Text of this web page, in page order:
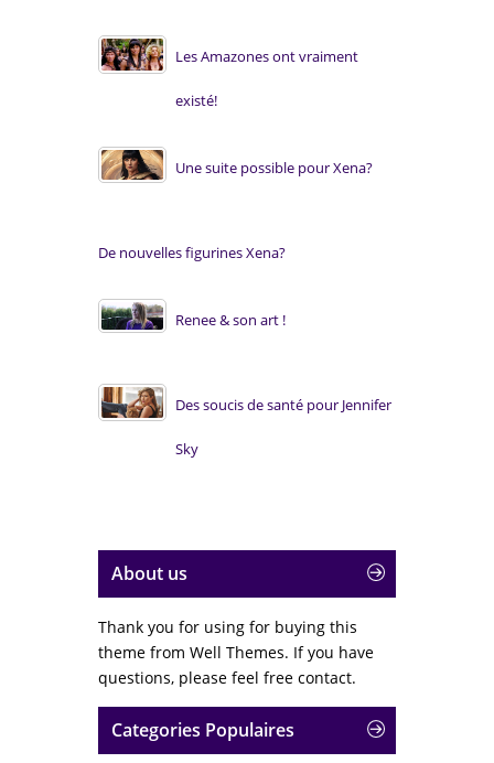
Les Amazones ont vraiment
existé!
Une suite possible pour Xena?
De nouvelles figurines Xena?
Renee & son art !
Des soucis de santé pour Jennifer
Sky
About us
Thank you for using for buying this
theme from Well Themes. If you have
questions, please feel free contact.
Categories Populaires